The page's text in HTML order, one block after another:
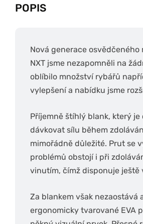
POPIS
Nová generace
NXT jsme nezapomněli na
oblíbilo množství rybářů
vylepšení a nabídku jsme
Příjemně štíhlý blank, který
dávkovat sílu během
mimořádně důležité. Prut se
problémů obstojí i při
vinutím, čímž disponuje ještě
Za blankem však nezaostává
ergonomicky tvarované EVA